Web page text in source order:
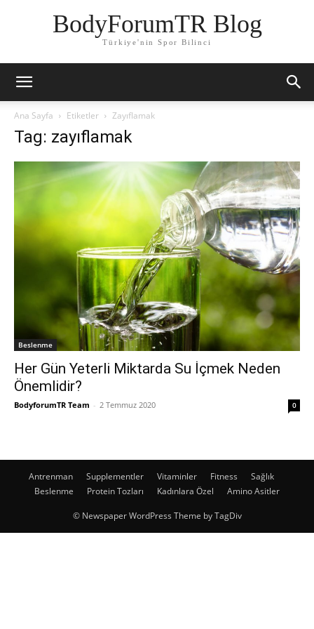
BodyForumTR Blog
Türkiye'nin Spor Bilinci
Ana Sayfa Etiketler Zayıflamak
Tag: zayıflamak
Beslenme
Her Gün Yeterli Miktarda Su İçmek Neden
Önemlidir?
BodyforumTR Team - 2 Temmuz 2020 0
Antrenman Supplementler Vitaminler Fitness
Sağlık
Beslenme
Protein Tozları Kadınlara Özel Amino Asitler
© Newspaper WordPress Theme by TagDiv